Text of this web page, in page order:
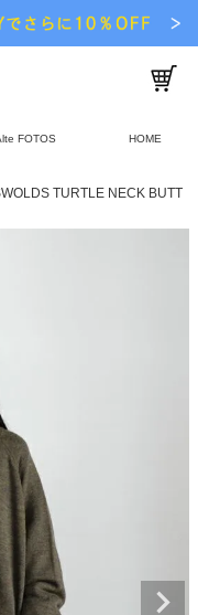
FOTOS HOME
TURTLE NECK BUTT